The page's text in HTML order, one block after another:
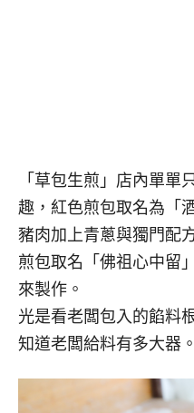
「草包生煎」店內單單
趣，紅色煎包取名為「
豬肉加上青蔥與獨門配
煎包取名「佛祖心中留
來製作。
光是看老闆包入的餡料
知道老闆給料有多大器。